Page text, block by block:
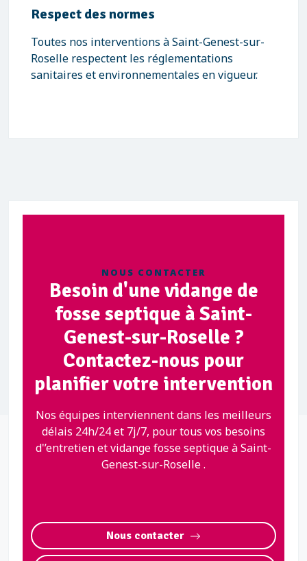
Respect des normes
Toutes nos interventions à Saint-Genest-sur-
Roselle respectent les réglementations
sanitaires et environnementales en vigueur.
NOUS CONTACTER
Besoin d'une vidange de
fosse septique à Saint-
Genest-sur-Roselle ?
Contactez-nous pour
planifier votre intervention
Nos équipes interviennent dans les meilleurs
délais 24h/24 et 7j/7, pour tous vos besoins
d'’entretien et vidange fosse septique à Saint-
Genest-sur-Roselle .
Nous contacter